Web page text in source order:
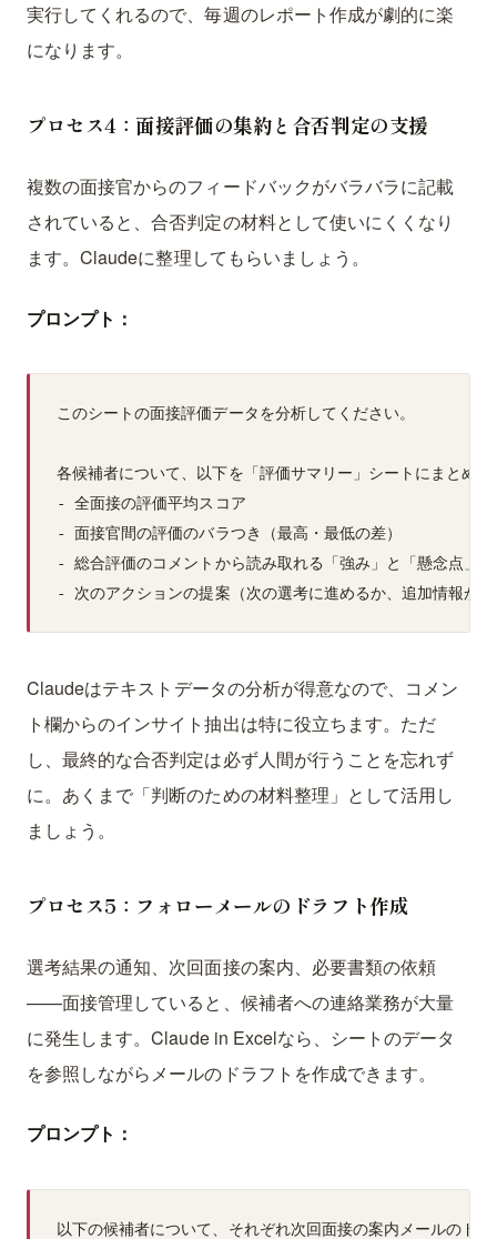
実行してくれるので、毎週のレポート作成が劇的に楽
になります。
プロセス4：面接評価の集約と合否判定の支援
複数の面接官からのフィードバックがバラバラに記載
されていると、合否判定の材料として使いにくくなり
ます。Claudeに整理してもらいましょう。
プロンプト：
このシートの面接評価データを分析してください。
各候補者について、以下を「評価サマリー」シートにまとめ
- 全面接の評価平均スコア
- 面接官間の評価のバラつき（最高・最低の差）
- 総合評価のコメントから読み取れる「強み」と「懸念点」
Claudeはテキストデータの分析が得意なので、コメン
ト欄からのインサイト抽出は特に役立ちます。ただ
し、最終的な合否判定は必ず人間が行うことを忘れず
に。あくまで「判断のための材料整理」として活用し
ましょう。
プロセス5：フォローメールのドラフト作成
選考結果の通知、次回面接の案内、必要書類の依頼
——面接管理していると、候補者への連絡業務が大量
に発生します。Claude in Excelなら、シートのデータ
を参照しながらメールのドラフトを作成できます。
プロンプト：
以下の候補者について、それぞれ次回面接の案内メールのドラ